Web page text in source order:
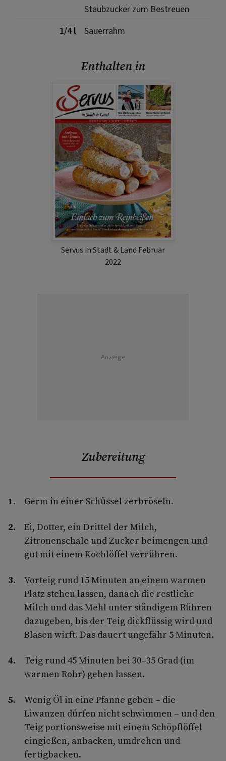
Staubzucker zum Bestreuen
1/4 l
Sauerrahm
Enthalten in
Servus in Stadt & Land Februar
2022
Anzeige
Zubereitung
Germ in einer Schüssel zerbröseln.
Ei, Dotter, ein Drittel der Milch,
Zitronenschale und Zucker beimengen und
gut mit einem Kochlöffel verrühren.
Vorteig rund 15 Minuten an einem warmen
Platz stehen lassen, danach die restliche
Milch und das Mehl unter ständigem Rühren
dazugeben, bis der Teig dickflüssig wird und
Blasen wirft. Das dauert ungefähr 5 Minuten.
Teig rund 45 Minuten bei 30–35 Grad (im
warmen Rohr) gehen lassen.
Wenig Öl in eine Pfanne geben – die
Liwanzen dürfen nicht schwimmen – und den
Teig portionsweise mit einem Schöpflöffel
eingießen, anbacken, umdrehen und
fertigbacken.